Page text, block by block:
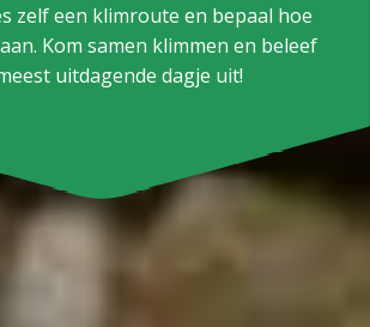
zelf een klimroute en bepaal hoe
Kom samen klimmen en beleef
uitdagende dagje uit!